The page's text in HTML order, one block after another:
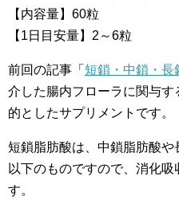
【内容量】60粒
【1日目安量】2～6粒
前回の記事「 短鎖・中鎖・長
介した腸内フローラに関与す
的としたサプリメントです。
短鎖脂肪酸は、中鎖脂肪酸
以下のものですので、消化
す。